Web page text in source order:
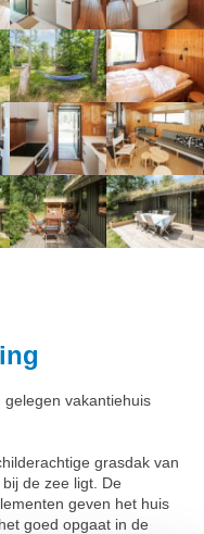
gelegen vakantiehuis
grasdak van
de zee ligt. De
geven het huis
goed opgaat in de